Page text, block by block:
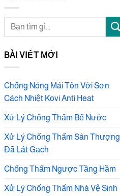
Tìm
kiếm:
BÀI VIẾT MỚI
Chống Nóng Mái Tôn Với Sơn
Cách Nhiệt Kovi Anti Heat
Xử Lý Chống Thấm Bể Nước
Xử Lý Chống Thấm Sân Thượng
Đã Lát Gạch
Chống Thấm Ngược Tầng Hầm
Xử Lý Chống Thấm Nhà Vệ Sinh